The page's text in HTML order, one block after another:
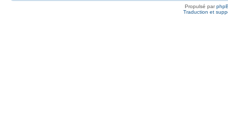
Propulsé par
Traduction et